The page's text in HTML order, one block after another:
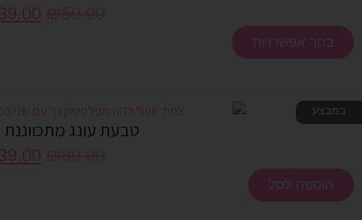
בחר אפשרויות
במבצע
טבעת עונג מתכווננת Boners
הוספה לסל